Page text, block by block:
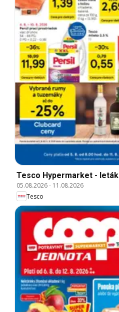
Tesco Hypermarket - leták
05.08.2026- 11.08.2026
Tesco